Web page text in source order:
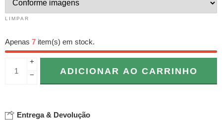
LIMPAR
Apenas 7 item(s) em stock.
+
−
ADICIONAR AO CARRINHO
Entrega & Devolução